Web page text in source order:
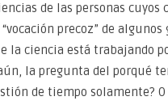
de las personas
precoz” de
la ciencia está trabajando
la pregunta del porqué
de tiempo solamente?